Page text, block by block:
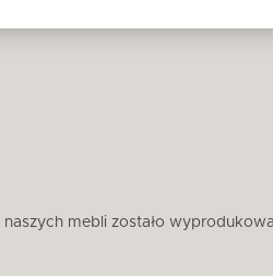
naszych mebli zostało